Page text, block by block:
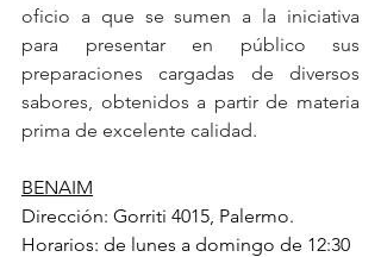
oficio a que se sumen a la iniciativa
para presentar en público sus
preparaciones cargadas de diversos
sabores, obtenidos a partir de materia
prima de excelente calidad.
BENAIM
Dirección: Gorriti 4015, Palermo.
Horarios: de lunes a domingo de 12:30